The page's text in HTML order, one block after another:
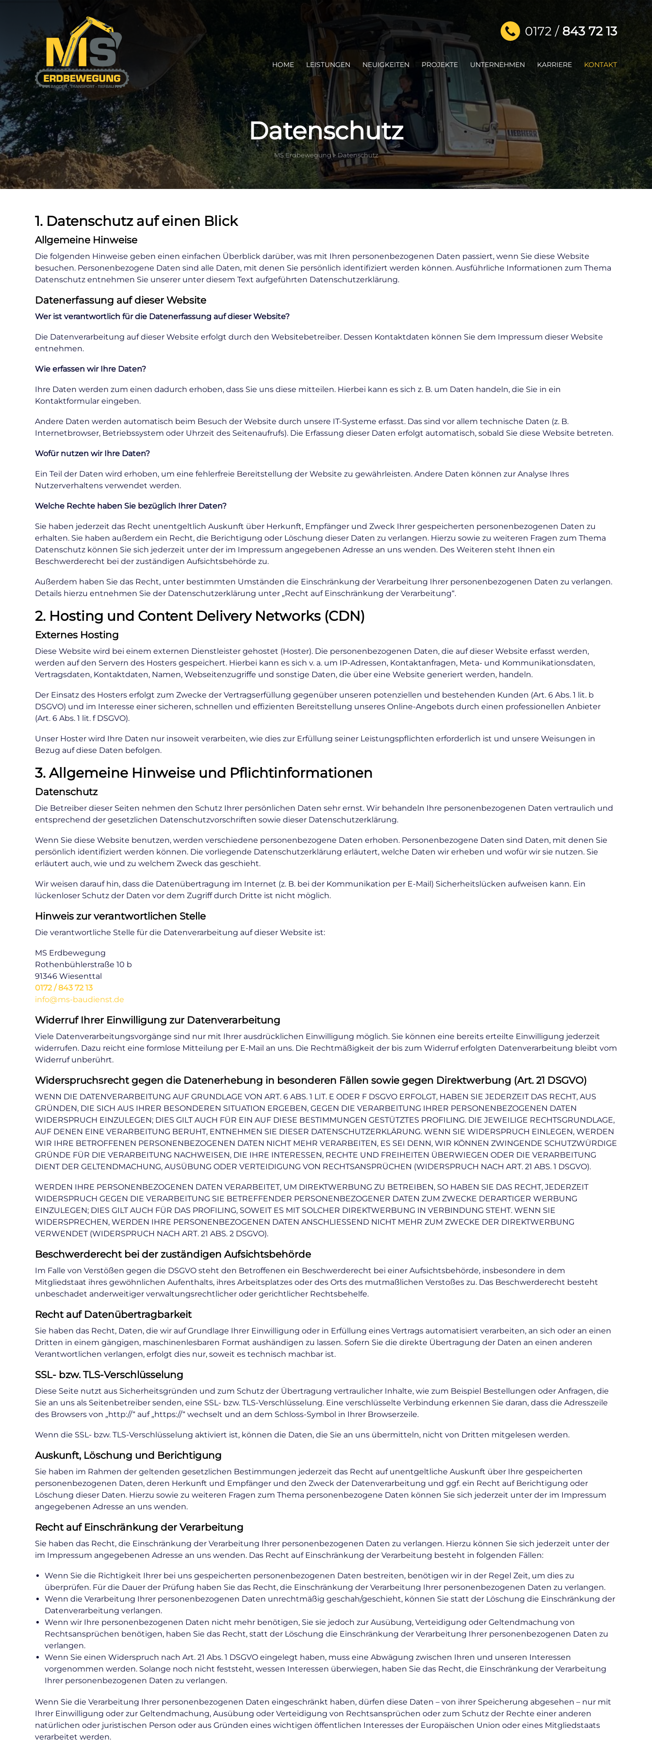
HOME LEISTUNGEN NEUIGKEITEN PROJEKTE UNTERNEHMEN KARRIERE KONTAKT
0172 / 843 72 13
Datenschutz
MS Erdbewegung> Datenschutz
1. Datenschutz auf einen Blick
Allgemeine Hinweise
Die folgenden Hinweise geben einen einfachen Überblick darüber, was mit Ihren personenbezogenen Daten passiert, wenn Sie diese Website
besuchen. Personenbezogene Daten sind alle Daten, mit denen Sie persönlich identifiziert werden können. Ausführliche Informationen zum Thema
Datenschutz entnehmen Sie unserer unter diesem Text aufgeführten Datenschutzerklärung.
Datenerfassung auf dieser Website
Wer ist verantwortlich für die Datenerfassung auf dieser Website?
Die Datenverarbeitung auf dieser Website erfolgt durch den Websitebetreiber. Dessen Kontaktdaten können Sie dem Impressum dieser Website
entnehmen.
Wie erfassen wir Ihre Daten?
Ihre Daten werden zum einen dadurch erhoben, dass Sie uns diese mitteilen. Hierbei kann es sich z. B. um Daten handeln, die Sie in ein
Kontaktformular eingeben.
Andere Daten werden automatisch beim Besuch der Website durch unsere IT-Systeme erfasst. Das sind vor allem technische Daten (z. B.
Internetbrowser, Betriebssystem oder Uhrzeit des Seitenaufrufs). Die Erfassung dieser Daten erfolgt automatisch, sobald Sie diese Website betreten.
Wofür nutzen wir Ihre Daten?
Ein Teil der Daten wird erhoben, um eine fehlerfreie Bereitstellung der Website zu gewährleisten. Andere Daten können zur Analyse Ihres
Nutzerverhaltens verwendet werden.
Welche Rechte haben Sie bezüglich Ihrer Daten?
Sie haben jederzeit das Recht unentgeltlich Auskunft über Herkunft, Empfänger und Zweck Ihrer gespeicherten personenbezogenen Daten zu
erhalten. Sie haben außerdem ein Recht, die Berichtigung oder Löschung dieser Daten zu verlangen. Hierzu sowie zu weiteren Fragen zum Thema
Datenschutz können Sie sich jederzeit unter der im Impressum angegebenen Adresse an uns wenden. Des Weiteren steht Ihnen ein
Beschwerderecht bei der zuständigen Aufsichtsbehörde zu.
Außerdem haben Sie das Recht, unter bestimmten Umständen die Einschränkung der Verarbeitung Ihrer personenbezogenen Daten zu verlangen.
Details hierzu entnehmen Sie der Datenschutzerklärung unter „Recht auf Einschränkung der Verarbeitung“.
2. Hosting und Content Delivery Networks (CDN)
Externes Hosting
Diese Website wird bei einem externen Dienstleister gehostet (Hoster). Die personenbezogenen Daten, die auf dieser Website erfasst werden,
werden auf den Servern des Hosters gespeichert. Hierbei kann es sich v. a. um IP-Adressen, Kontaktanfragen, Meta- und Kommunikationsdaten,
Vertragsdaten, Kontaktdaten, Namen, Webseitenzugriffe und sonstige Daten, die über eine Website generiert werden, handeln.
Der Einsatz des Hosters erfolgt zum Zwecke der Vertragserfüllung gegenüber unseren potenziellen und bestehenden Kunden (Art. 6 Abs. 1 lit. b
DSGVO) und im Interesse einer sicheren, schnellen und effizienten Bereitstellung unseres Online-Angebots durch einen professionellen Anbieter
(Art. 6 Abs. 1 lit. f DSGVO).
Unser Hoster wird Ihre Daten nur insoweit verarbeiten, wie dies zur Erfüllung seiner Leistungspflichten erforderlich ist und unsere Weisungen in
Bezug auf diese Daten befolgen.
3. Allgemeine Hinweise und Pflichtinformationen
Datenschutz
Die Betreiber dieser Seiten nehmen den Schutz Ihrer persönlichen Daten sehr ernst. Wir behandeln Ihre personenbezogenen Daten vertraulich und
entsprechend der gesetzlichen Datenschutzvorschriften sowie dieser Datenschutzerklärung.
Wenn Sie diese Website benutzen, werden verschiedene personenbezogene Daten erhoben. Personenbezogene Daten sind Daten, mit denen Sie
persönlich identifiziert werden können. Die vorliegende Datenschutzerklärung erläutert, welche Daten wir erheben und wofür wir sie nutzen. Sie
erläutert auch, wie und zu welchem Zweck das geschieht.
Wir weisen darauf hin, dass die Datenübertragung im Internet (z. B. bei der Kommunikation per E-Mail) Sicherheitslücken aufweisen kann. Ein
lückenloser Schutz der Daten vor dem Zugriff durch Dritte ist nicht möglich.
Hinweis zur verantwortlichen Stelle
Die verantwortliche Stelle für die Datenverarbeitung auf dieser Website ist:
MS Erdbewegung
Rothenbühlerstraße 10 b
91346 Wiesenttal
0172 / 843 72 13
info@ms-baudienst.de
Widerruf Ihrer Einwilligung zur Datenverarbeitung
Viele Datenverarbeitungsvorgänge sind nur mit Ihrer ausdrücklichen Einwilligung möglich. Sie können eine bereits erteilte Einwilligung jederzeit
widerrufen. Dazu reicht eine formlose Mitteilung per E-Mail an uns. Die Rechtmäßigkeit der bis zum Widerruf erfolgten Datenverarbeitung bleibt vom
Widerruf unberührt.
Widerspruchsrecht gegen die Datenerhebung in besonderen Fällen sowie gegen Direktwerbung (Art. 21 DSGVO)
WENN DIE DATENVERARBEITUNG AUF GRUNDLAGE VON ART. 6 ABS. 1 LIT. E ODER F DSGVO ERFOLGT, HABEN SIE JEDERZEIT DAS RECHT, AUS
GRÜNDEN, DIE SICH AUS IHRER BESONDEREN SITUATION ERGEBEN, GEGEN DIE VERARBEITUNG IHRER PERSONENBEZOGENEN DATEN
WIDERSPRUCH EINZULEGEN; DIES GILT AUCH FÜR EIN AUF DIESE BESTIMMUNGEN GESTÜTZTES PROFILING. DIE JEWEILIGE RECHTSGRUNDLAGE,
AUF DENEN EINE VERARBEITUNG BERUHT, ENTNEHMEN SIE DIESER DATENSCHUTZERKLÄRUNG. WENN SIE WIDERSPRUCH EINLEGEN, WERDEN
WIR IHRE BETROFFENEN PERSONENBEZOGENEN DATEN NICHT MEHR VERARBEITEN, ES SEI DENN, WIR KÖNNEN ZWINGENDE SCHUTZWÜRDIGE
GRÜNDE FÜR DIE VERARBEITUNG NACHWEISEN, DIE IHRE INTERESSEN, RECHTE UND FREIHEITEN ÜBERWIEGEN ODER DIE VERARBEITUNG
DIENT DER GELTENDMACHUNG, AUSÜBUNG ODER VERTEIDIGUNG VON RECHTSANSPRÜCHEN (WIDERSPRUCH NACH ART. 21 ABS. 1 DSGVO).
WERDEN IHRE PERSONENBEZOGENEN DATEN VERARBEITET, UM DIREKTWERBUNG ZU BETREIBEN, SO HABEN SIE DAS RECHT, JEDERZEIT
WIDERSPRUCH GEGEN DIE VERARBEITUNG SIE BETREFFENDER PERSONENBEZOGENER DATEN ZUM ZWECKE DERARTIGER WERBUNG
EINZULEGEN; DIES GILT AUCH FÜR DAS PROFILING, SOWEIT ES MIT SOLCHER DIREKTWERBUNG IN VERBINDUNG STEHT. WENN SIE
WIDERSPRECHEN, WERDEN IHRE PERSONENBEZOGENEN DATEN ANSCHLIESSEND NICHT MEHR ZUM ZWECKE DER DIREKTWERBUNG
VERWENDET (WIDERSPRUCH NACH ART. 21 ABS. 2 DSGVO).
Beschwerderecht bei der zuständigen Aufsichtsbehörde
Im Falle von Verstößen gegen die DSGVO steht den Betroffenen ein Beschwerderecht bei einer Aufsichtsbehörde, insbesondere in dem
Mitgliedstaat ihres gewöhnlichen Aufenthalts, ihres Arbeitsplatzes oder des Orts des mutmaßlichen Verstoßes zu. Das Beschwerderecht besteht
unbeschadet anderweitiger verwaltungsrechtlicher oder gerichtlicher Rechtsbehelfe.
Recht auf Datenübertragbarkeit
Sie haben das Recht, Daten, die wir auf Grundlage Ihrer Einwilligung oder in Erfüllung eines Vertrags automatisiert verarbeiten, an sich oder an einen
Dritten in einem gängigen, maschinenlesbaren Format aushändigen zu lassen. Sofern Sie die direkte Übertragung der Daten an einen anderen
Verantwortlichen verlangen, erfolgt dies nur, soweit es technisch machbar ist.
SSL- bzw. TLS-Verschlüsselung
Diese Seite nutzt aus Sicherheitsgründen und zum Schutz der Übertragung vertraulicher Inhalte, wie zum Beispiel Bestellungen oder Anfragen, die
Sie an uns als Seitenbetreiber senden, eine SSL- bzw. TLS-Verschlüsselung. Eine verschlüsselte Verbindung erkennen Sie daran, dass die Adresszeile
des Browsers von „http://“ auf „https://“ wechselt und an dem Schloss-Symbol in Ihrer Browserzeile.
Wenn die SSL- bzw. TLS-Verschlüsselung aktiviert ist, können die Daten, die Sie an uns übermitteln, nicht von Dritten mitgelesen werden.
Auskunft, Löschung und Berichtigung
Sie haben im Rahmen der geltenden gesetzlichen Bestimmungen jederzeit das Recht auf unentgeltliche Auskunft über Ihre gespeicherten
personenbezogenen Daten, deren Herkunft und Empfänger und den Zweck der Datenverarbeitung und ggf. ein Recht auf Berichtigung oder
Löschung dieser Daten. Hierzu sowie zu weiteren Fragen zum Thema personenbezogene Daten können Sie sich jederzeit unter der im Impressum
angegebenen Adresse an uns wenden.
Recht auf Einschränkung der Verarbeitung
Sie haben das Recht, die Einschränkung der Verarbeitung Ihrer personenbezogenen Daten zu verlangen. Hierzu können Sie sich jederzeit unter der
im Impressum angegebenen Adresse an uns wenden. Das Recht auf Einschränkung der Verarbeitung besteht in folgenden Fällen:
Wenn Sie die Richtigkeit Ihrer bei uns gespeicherten personenbezogenen Daten bestreiten, benötigen wir in der Regel Zeit, um dies zu
überprüfen. Für die Dauer der Prüfung haben Sie das Recht, die Einschränkung der Verarbeitung Ihrer personenbezogenen Daten zu verlangen.
Wenn die Verarbeitung Ihrer personenbezogenen Daten unrechtmäßig geschah/geschieht, können Sie statt der Löschung die Einschränkung der
Datenverarbeitung verlangen.
Wenn wir Ihre personenbezogenen Daten nicht mehr benötigen, Sie sie jedoch zur Ausübung, Verteidigung oder Geltendmachung von
Rechtsansprüchen benötigen, haben Sie das Recht, statt der Löschung die Einschränkung der Verarbeitung Ihrer personenbezogenen Daten zu
verlangen.
Wenn Sie einen Widerspruch nach Art. 21 Abs. 1 DSGVO eingelegt haben, muss eine Abwägung zwischen Ihren und unseren Interessen
vorgenommen werden. Solange noch nicht feststeht, wessen Interessen überwiegen, haben Sie das Recht, die Einschränkung der Verarbeitung
Ihrer personenbezogenen Daten zu verlangen.
Wenn Sie die Verarbeitung Ihrer personenbezogenen Daten eingeschränkt haben, dürfen diese Daten – von ihrer Speicherung abgesehen – nur mit
Ihrer Einwilligung oder zur Geltendmachung, Ausübung oder Verteidigung von Rechtsansprüchen oder zum Schutz der Rechte einer anderen
natürlichen oder juristischen Person oder aus Gründen eines wichtigen öffentlichen Interesses der Europäischen Union oder eines Mitgliedstaats
verarbeitet werden.
Impressum
Datenschutz